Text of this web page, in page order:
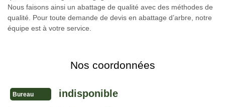
Nous faisons ainsi un abattage de qualité avec des méthodes de
qualité. Pour toute demande de devis en abattage d’arbre, notre
équipe est à votre service.
Nos coordonnées
Bureau indisponible